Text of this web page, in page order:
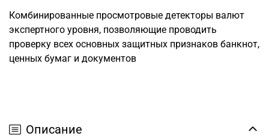
Комбинированные просмотровые детекторы валют
экспертного уровня, позволяющие проводить
проверку всех основных защитных признаков банкнот,
ценных бумаг и документов
Описание